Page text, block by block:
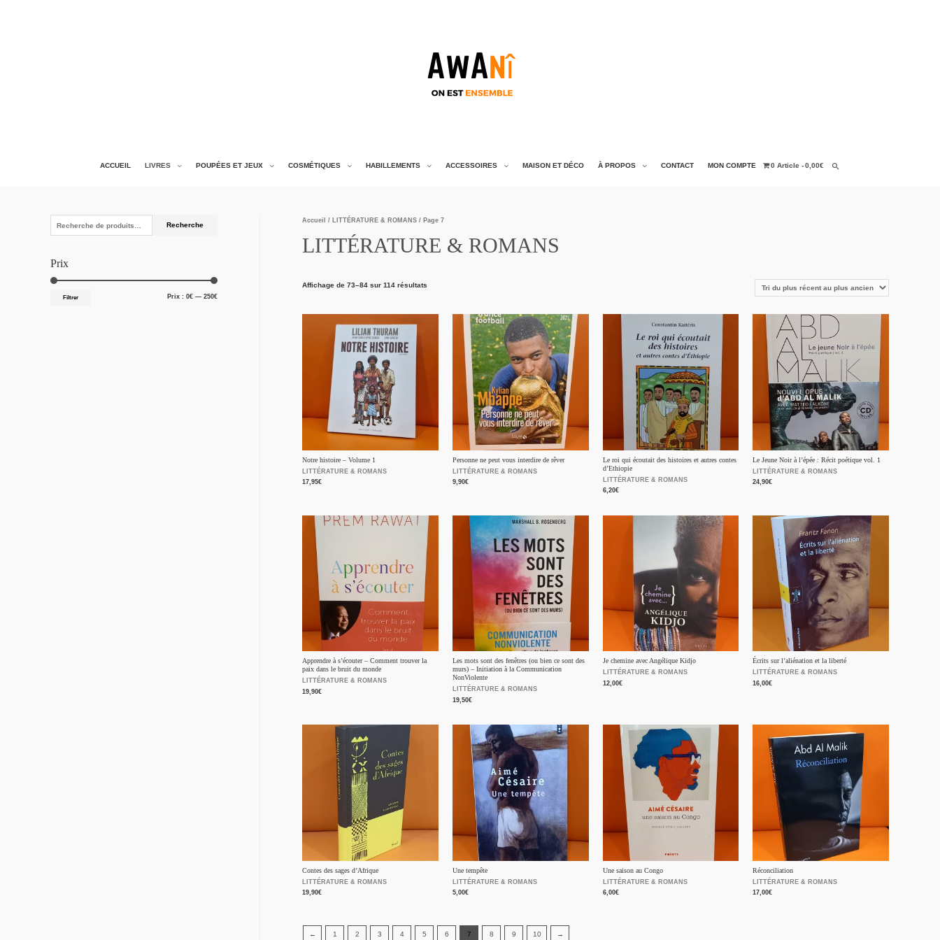
ACCUEIL LIVRES POUPÉES ET JEUX COSMÉTIQUES HABILLEMENTS ACCESSOIRES MAISON ET DÉCO À PROPOS CONTACT MON COMPTE 0 Article 0,00€
Recherche
Prix
Filtrer Prix : 0€ — 250€
Accueil / LITTÉRATURE & ROMANS / Page 7
LITTÉRATURE & ROMANS
Affichage de 73–84 sur 114 résultats
Notre histoire – Volume 1
LITTÉRATURE & ROMANS
17,95€
Personne ne peut vous interdire de rêver
LITTÉRATURE & ROMANS
9,90€
Le roi qui écoutait des histoires et autres contes
d’Ethiopie
LITTÉRATURE & ROMANS
6,20€
Le Jeune Noir à l’épée : Récit poétique vol. 1
LITTÉRATURE & ROMANS
24,90€
Apprendre à s’écouter – Comment trouver la
paix dans le bruit du monde
LITTÉRATURE & ROMANS
19,90€
Les mots sont des fenêtres (ou bien ce sont des
murs) – Initiation à la Communication
NonViolente
LITTÉRATURE & ROMANS
19,50€
Je chemine avec Angélique Kidjo
LITTÉRATURE & ROMANS
12,00€
Écrits sur l’aliénation et la liberté
LITTÉRATURE & ROMANS
16,00€
Contes des sages d’Afrique
LITTÉRATURE & ROMANS
19,90€
Une tempête
LITTÉRATURE & ROMANS
5,00€
Une saison au Congo
LITTÉRATURE & ROMANS
6,00€
Réconciliation
LITTÉRATURE & ROMANS
17,00€
← 1 2 3 4 5 6 7 8 9 10 →